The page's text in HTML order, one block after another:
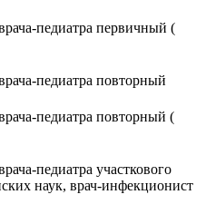
педиатра первичный (
педиатра повторный
педиатра повторный (
педиатра участкового
наук, врач-инфекционист